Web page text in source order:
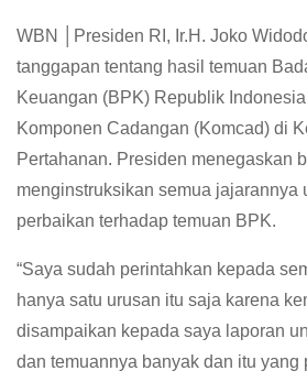
WBN │Presiden RI, Ir.H. Joko
tanggapan tentang hasil temuan
Keuangan (BPK) Republik
Komponen Cadangan (Komcad) di
Pertahanan. Presiden menegaskan
menginstruksikan semua jajarannya
perbaikan terhadap temuan BPK.
“Saya sudah perintahkan kepada
hanya satu urusan itu saja karena
disampaikan kepada saya laporan
dan temuannya banyak dan itu yang